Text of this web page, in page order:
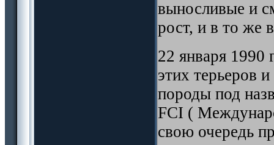
выносливые и
рост, и в то же
22 января 1990
этих терьеров
породы под
FCI (
свою очередь